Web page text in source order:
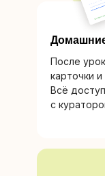
После
карточки
Всё
с